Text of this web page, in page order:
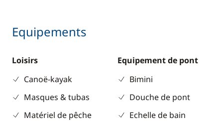
Equipements
Loisirs
Canoë-kayak
Masques & tubas
Matériel de pêche
Equipement de pont
Bimini
Douche de pont
Echelle de bain